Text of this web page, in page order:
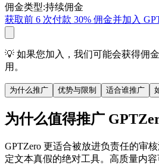
佣金类型:持续佣金
获取前 6 次付款 30% 佣金并加入
💡 如果您加入，我们可能会获得佣
用。
为什么推广 优势与限制 适合谁推广
为什么值得推广
GPTZero 更适合被放进负责任的审
定文本真假的绝对工具。高质量内